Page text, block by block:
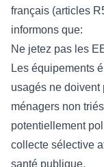
français (articles
informons que:
Ne jetez pas les
Les équipements
usagés ne doivent
ménagers non
potentiellement
collecte sélective
santé publique.